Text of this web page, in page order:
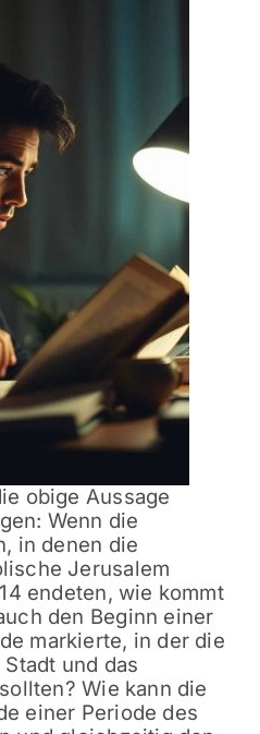
obige Aussage
Wenn die
in denen die
Jerusalem
endeten, wie kommt
den Beginn einer
markierte, in der die
und das
Wie kann die
einer Periode des